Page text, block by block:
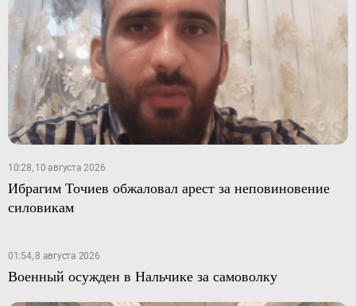
10:28, 10 августа 2026
Ибрагим Точиев обжаловал арест за неповиновение
силовикам
01:54, 8 августа 2026
Военный осужден в Нальчике за самоволку